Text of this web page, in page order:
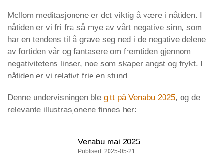
Mellom meditasjonene er det viktig å være i nåtiden. I
nåtiden er vi fri fra så mye av vårt negative sinn, som
har en tendens til å grave seg ned i de negative delene
av fortiden vår og fantasere om fremtiden gjennom
negativitetens linser, noe som skaper angst og frykt. I
nåtiden er vi relativt frie en stund.
Denne undervisningen ble gitt på Venabu 2025, og de
relevante illustrasjonene finnes her:
Venabu mai 2025
Publisert: 2025-05-21